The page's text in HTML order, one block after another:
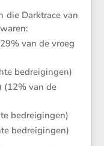
die Darktrace van
van de vroeg
bedreigingen)
(12% van de
bedreigingen)
bedreigingen)